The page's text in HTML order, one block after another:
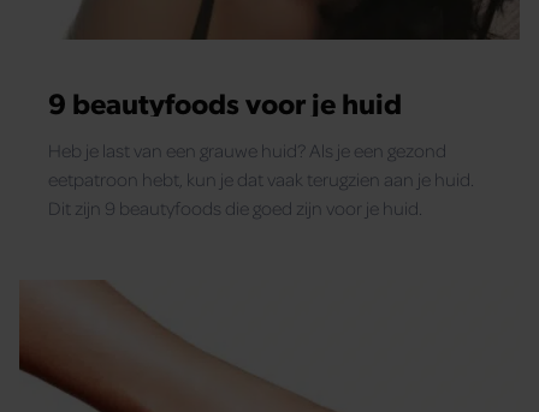
9 beautyfoods voor je huid
Heb je last van een grauwe huid? Als je een gezond
eetpatroon hebt, kun je dat vaak terugzien aan je huid.
Dit zijn 9 beautyfoods die goed zijn voor je huid.